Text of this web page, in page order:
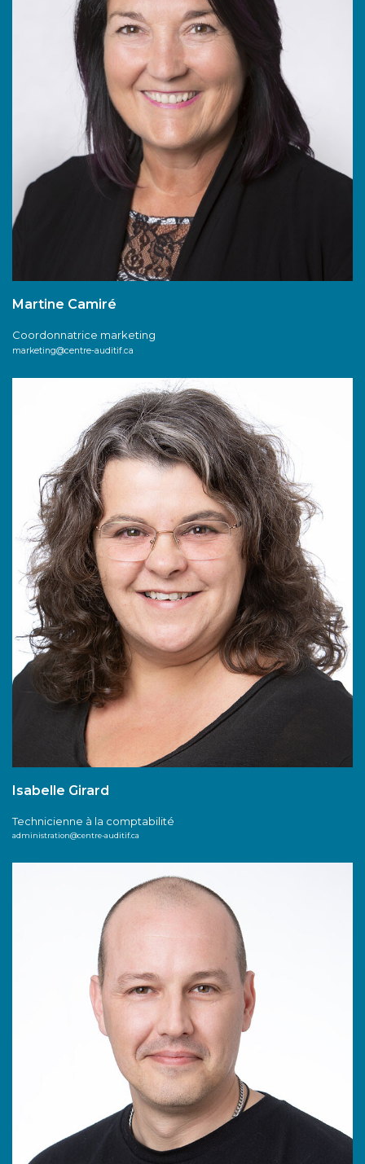
Martine Camiré
Coordonnatrice marketing
marketing@centre-auditif.ca
Isabelle Girard
Technicienne à la comptabilité
administration@centre-auditif.ca